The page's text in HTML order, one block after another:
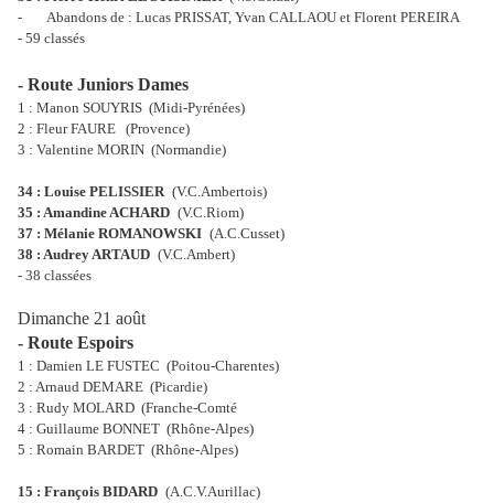
-
Abandons de : Lucas PRISSAT, Yvan CALLAOU et Florent PEREIRA
- 59 classés
- Route Juniors Dames
1 : Manon SOUYRIS (Midi-Pyrénées)
2 : Fleur FAURE (Provence)
3 : Valentine MORIN (Normandie)
34 : Louise PELISSIER (V.C.Ambertois)
35 : Amandine ACHARD (V.C.Riom)
37 : Mélanie ROMANOWSKI (A.C.Cusset)
38 : Audrey ARTAUD (V.C.Ambert)
- 38 classées
Dimanche 21 août
- Route Espoirs
1 : Damien LE FUSTEC (Poitou-Charentes)
2 : Arnaud DEMARE (Picardie)
3 : Rudy MOLARD (Franche-Comté
4 : Guillaume BONNET (Rhône-Alpes)
5 : Romain BARDET (Rhône-Alpes)
15 : François BIDARD (A.C.V.Aurillac)